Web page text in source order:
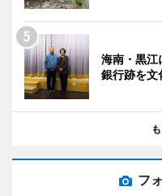
海南・黒
銀行跡を文
フ